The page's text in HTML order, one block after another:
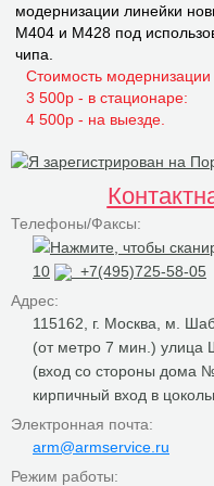
модернизации линейки
M404 и M428 под
чипа.
Стоимость модернизации
3 500р - в стационаре:
4 500р - на выезде.
Телефоны/Факсы:
10
+7(495)725-58-05
Адрес:
115162, г. Москва, м.
(от метро 7 мин.) улица
(вход со стороны дома
кирпичный вход в
Электронная почта:
arm@armservice.ru
Режим работы: